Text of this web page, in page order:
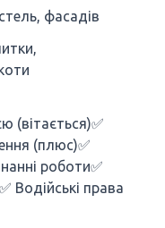
фасадів
(вітається)✅
(плюс)✅
роботи✅
Водійські права